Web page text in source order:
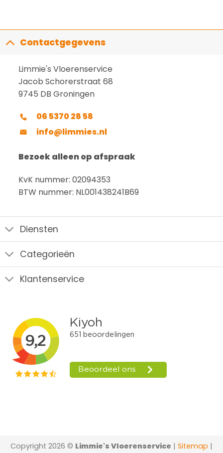
Contactgegevens
Limmie's Vloerenservice
Jacob Schorerstraat 68
9745 DB Groningen
06 5370 28 58
info@limmies.nl
Bezoek alleen op afspraak
KvK nummer: 02094353
BTW nummer: NL001438241B69
Diensten
Categorieën
Klantenservice
Copyright 2026 © Limmie's Vloerenservice | Sitemap |